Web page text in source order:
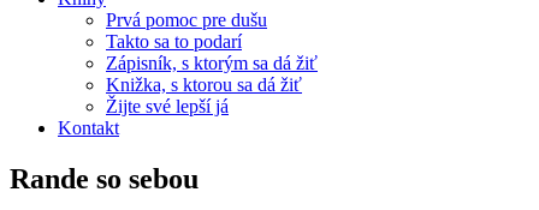
Prvá pomoc pre dušu
Takto sa to podarí
Zápisník, s ktorým sa dá žiť
Knižka, s ktorou sa dá žiť
Žijte své lepší já
Kontakt
Rande so sebou